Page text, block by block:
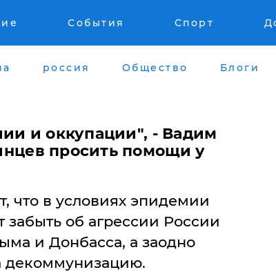
События Спорт
россия Общество Блоги
и оккупации", - Вадим
просить помощи у
что в условиях эпидемии
забыть об агрессии России
и Донбасса, а заодно
декоммунизацию.